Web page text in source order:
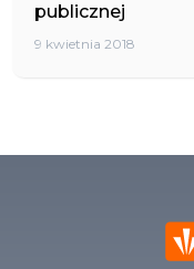
publicznej
9 kwietnia 2018